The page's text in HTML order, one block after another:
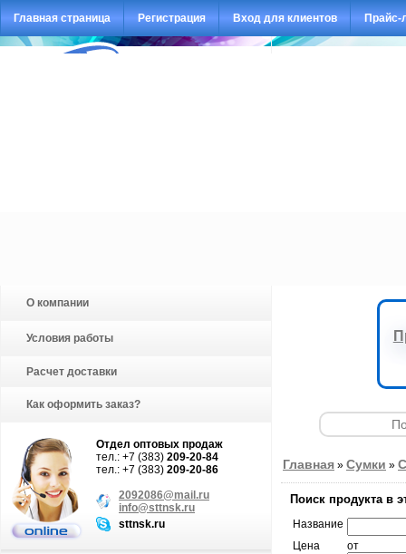
Главная страница Регистрация Вход для клиентов Прайс-
О компании
Условия работы
Расчет доставки
Как оформить заказ?
Отдел оптовых продаж
тел.: +7 (383) 209-20-84
тел.: +7 (383) 209-20-86
2092086@mail.ru
info@sttnsk.ru
sttnsk.ru
Главная » Сумки »
Поиск продукта в
Название
Цена
от